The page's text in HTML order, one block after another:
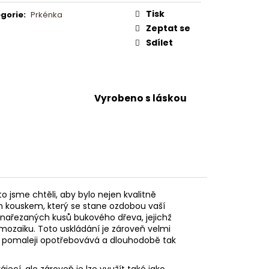
: Prkénka
Tisk
Zeptat se
Sdílet
Vyrobeno s láskou
jsme chtěli, aby bylo nejen kvalitně
který se stane ozdobou vaší
kusů bukového dřeva, jejichž
Toto uskládání je zároveň velmi
opotřebovává a dlouhodobě tak